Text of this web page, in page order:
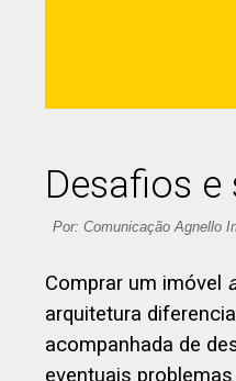
Desafios
Por: Comunicação Agnello
Comprar um imóvel
arquitetura
acompanhada de
eventuais